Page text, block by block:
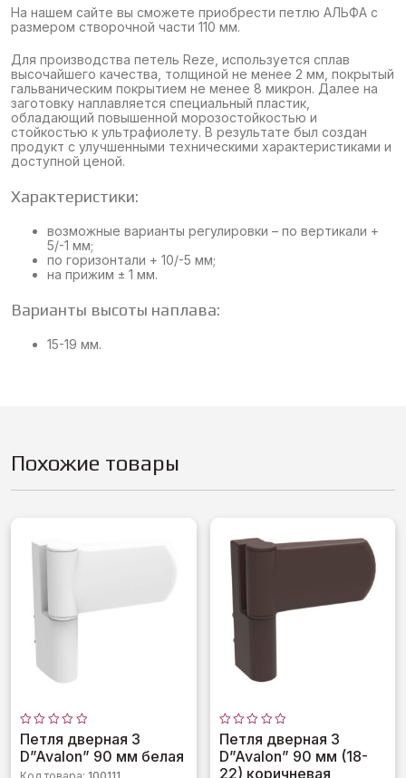
На нашем сайте вы сможете приобрести петлю АЛЬФА с
размером створочной части 110 мм.
Для производства петель Reze, используется сплав
высочайшего качества, толщиной не менее 2 мм, покрытый
гальваническим покрытием не менее 8 микрон. Далее на
заготовку наплавляется специальный пластик,
обладающий повышенной морозостойкостью и
стойкостью к ультрафиолету. В результате был создан
продукт с улучшенными техническими характеристиками и
доступной ценой.
Характеристики:
возможные варианты регулировки – по вертикали +
5/-1 мм;
по горизонтали + 10/-5 мм;
на прижим ± 1 мм.
Варианты высоты наплава:
15-19 мм.
Похожие товары
Оценка
0
из
Петля дверная 3
D”Avalon” 90 мм белая
Оценка
0
из
5
Петля дверная 3
D”Avalon” 90 мм (18-
22) коричневая